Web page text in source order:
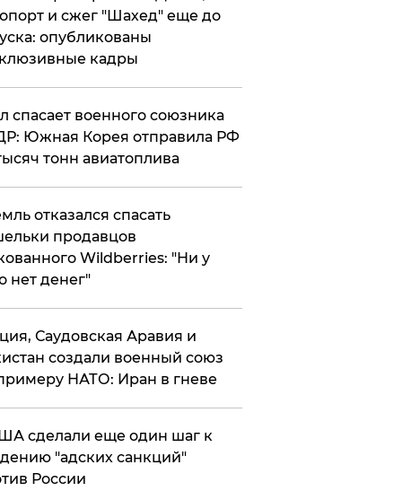
и сжег "Шахед" еще до
опубликованы
кадры
спасает военного союзника
Южная Корея отправила РФ
тонн авиатоплива
отказался спасать
продавцов
Wildberries: "Ни у
нет денег"
Саудовская Аравия и
создали военный союз
НАТО: Иран в гневе
сделали еще один шаг к
"адских санкций"
России